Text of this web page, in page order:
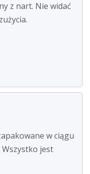
z nart. Nie widać
w ciągu
Wszystko jest